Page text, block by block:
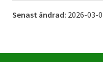
Senast ändrad: 2026-03-